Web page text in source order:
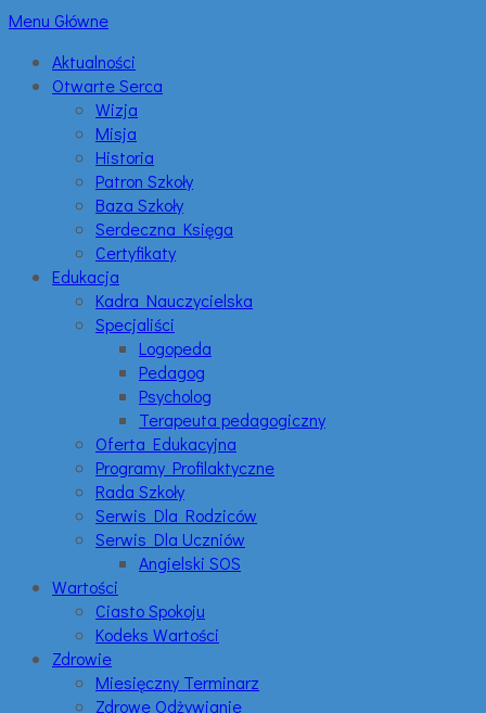
Menu Główne
Aktualności
Otwarte Serca
Wizja
Misja
Historia
Patron Szkoły
Baza Szkoły
Serdeczna Księga
Certyfikaty
Edukacja
Kadra Nauczycielska
Specjaliści
Logopeda
Pedagog
Psycholog
Terapeuta pedagogiczny
Oferta Edukacyjna
Programy Profilaktyczne
Rada Szkoły
Serwis Dla Rodziców
Serwis Dla Uczniów
Angielski SOS
Wartości
Ciasto Spokoju
Kodeks Wartości
Zdrowie
Miesięczny Terminarz
Zdrowe Odżywianie